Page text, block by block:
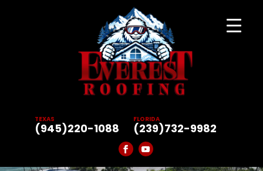
TEXAS
(945)220-1088
FLORIDA
(239)732-9982